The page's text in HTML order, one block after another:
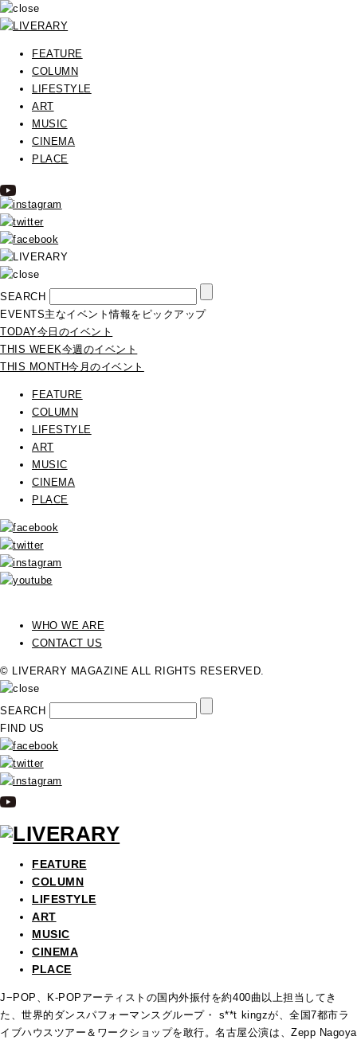
FEATURE
COLUMN
LIFESTYLE
ART
MUSIC
CINEMA
PLACE
SEARCH
EVENTS主なイベント情報をピックアップ
TODAY今日のイベント
THIS WEEK今週のイベント
THIS MONTH今月のイベント
FEATURE
COLUMN
LIFESTYLE
ART
MUSIC
CINEMA
PLACE
WHO WE ARE
CONTACT US
© LIVERARY MAGAZINE ALL RIGHTS RESERVED.
SEARCH
FIND US
FEATURE
COLUMN
LIFESTYLE
ART
MUSIC
CINEMA
PLACE
J−POP、K-POPアーティストの国内外振付を約400曲以上担当してき
た、世界的ダンスパフォーマンスグループ・ s**t kingzが、全国7都市ラ
イブハウスツアー＆ワークショップを敢行。名古屋公演は、Zepp Nagoya